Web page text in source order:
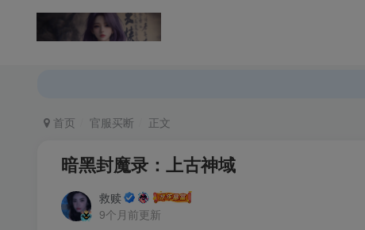
首页 官服买断 正文
暗黑封魔录：上古神域
救赎
9个月前更新